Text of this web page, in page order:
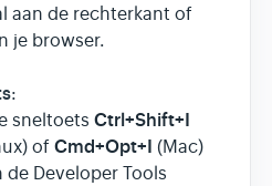
aan de rechterkant of
je browser.
:
sneltoets Ctrl+Shift+I
of Cmd+Opt+I (Mac)
Developer Tools